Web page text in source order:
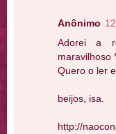
Anônimo
Adorei a
maravilhoso
Quero o ler
beijos, isa.
http://